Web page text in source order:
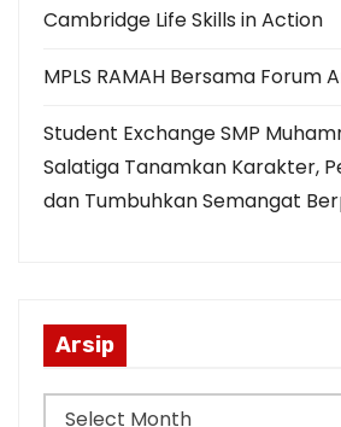
Cambridge Life Skills in Action
MPLS RAMAH Bersama Forum
Student Exchange SMP
Salatiga Tanamkan Karakter,
dan Tumbuhkan Semangat
Arsip